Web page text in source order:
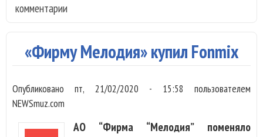
комментарии
«Фирму Мелодия» купил Fonmix
Опубликованопт, 21/02/2020 - 15:58 пользователем
NEWSmuz.com
АО “Фирма “Мелодия” поменяло